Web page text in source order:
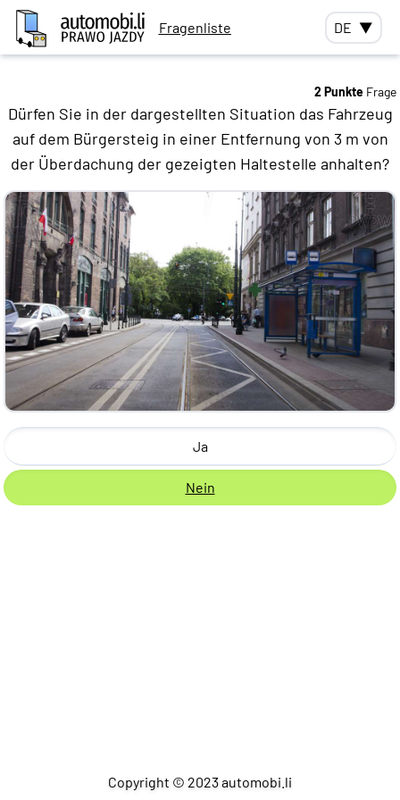
Fragenliste DE ▼
2 Punkte Frage
Dürfen Sie in der dargestellten Situation das Fahrzeug
auf dem Bürgersteig in einer Entfernung von 3 m von
der Überdachung der gezeigten Haltestelle anhalten?
Ja
Nein
Copyright © 2023 automobi.li